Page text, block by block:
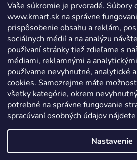
Vaše súkromie je prvoradé. Súbory
www.kmart.sk na správne
prispôsobenie obsahu a reklám,
sociálnych médií a na analýzu
používaní stránky tiež zdieľame s
médiami, reklamnými a
používame nevyhnutné, analytické
cookies. Samozrejme máte
všetky kategórie, okrem
potrebné na správne fungovanie
spracúvaní osobných údajov nájdete
Nastavenie
info@kmart.sk
+421 947 979 193
+421 947 979 193
facebook.com/Kolieramarket
Vytvoril